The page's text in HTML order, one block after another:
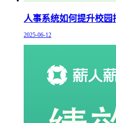
人事系统如何提升校园
2025-06-12